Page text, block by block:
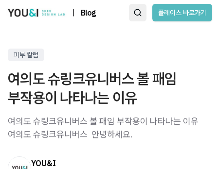
Blog 플레이스 바로가기
피부 칼럼
여의도 슈링크유니버스 볼 패임
부작용이 나타나는 이유
여의도 슈링크유니버스 볼 패임 부작용이 나타나는 이유
여의도 슈링크유니버스 ​ 안녕하세요.
YOU&I